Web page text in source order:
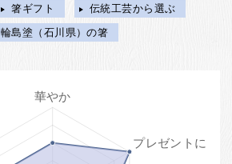
箸ギフト
伝統工芸から選ぶ
輪島塗（石川県）の箸